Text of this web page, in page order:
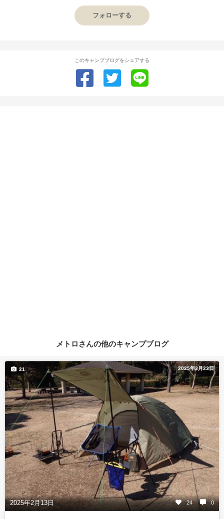
フォローする
このキャンプブログをシェアする
メトロさんの他のキャンプブログ
2025年3月23日
2025年2月13日 24 0
21